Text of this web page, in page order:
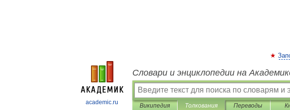
academic.ru
Словари и энциклопедии на
Википедия Толкования Переводы